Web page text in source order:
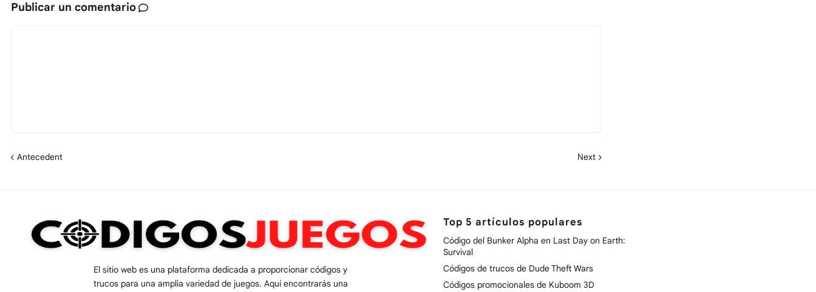
Publicar un comentario
Antecedent Next
El sitio web es una plataforma dedicada a proporcionar códigos y
trucos para una amplia variedad de juegos. Aquí encontrarás una
Top 5 artículos populares
Código del Bunker Alpha en Last Day on Earth:
Survival
Códigos de trucos de Dude Theft Wars
Códigos promocionales de Kuboom 3D